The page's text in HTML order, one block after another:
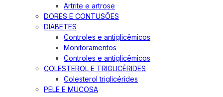
Artrite e artrose
DORES E CONTUSÕES
DIABETES
Controles e antiglicêmicos
Monitoramentos
Controles e antiglicêmicos
COLESTEROL E TRIGLICÉRIDES
Colesterol triglicérides
PELE E MUCOSA